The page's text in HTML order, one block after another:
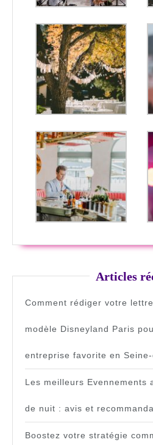
Articles
Comment rédiger votre
modèle Disneyland Paris
entreprise favorite en
Les meilleurs Evennements
de nuit : avis et
Boostez votre stratégie